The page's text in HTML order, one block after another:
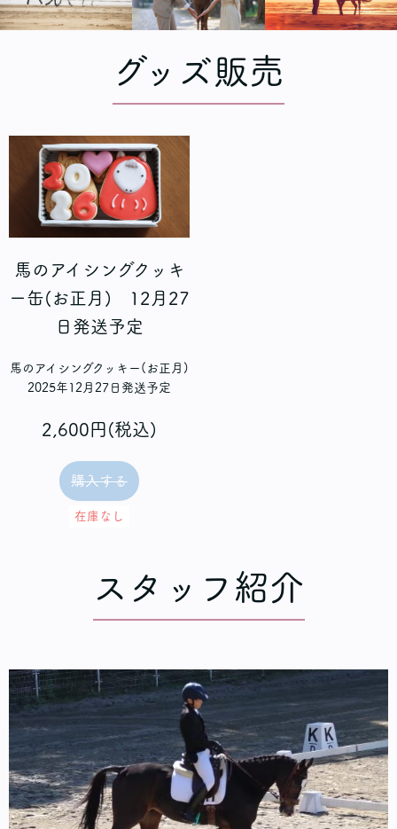
グッズ販売
馬のアイシングクッキ
ー缶(お正月) 12月27
日発送予定
馬のアイシングクッキー(お正月)
2025年12月27日発送予定
2,600円(税込)
購入する
在庫なし
スタッフ紹介